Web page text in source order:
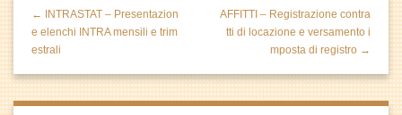
← INTRASTAT – Presentazion
e elenchi INTRA mensili e trim
estrali
AFFITTI – Registrazione contra
tti di locazione e versamento i
mposta di registro →